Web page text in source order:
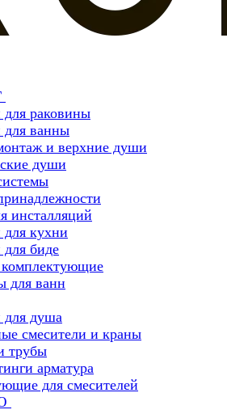
для раковины
для ванны
и верхние души
души
инсталляций
для кухни
для биде
для ванн
для душа
смесители и краны
трубы
арматура
для смесителей